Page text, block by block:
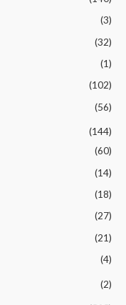
(3)
(32)
(1)
(102)
(56)
(144)
(60)
(14)
(18)
(27)
(21)
(4)
(2)